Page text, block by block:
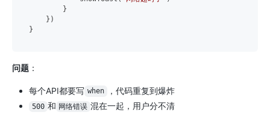
        }
    })
问题 ：
每个API都要写 when ，代码重复到爆炸
500 和 网络错误 混在一起，用户分不清